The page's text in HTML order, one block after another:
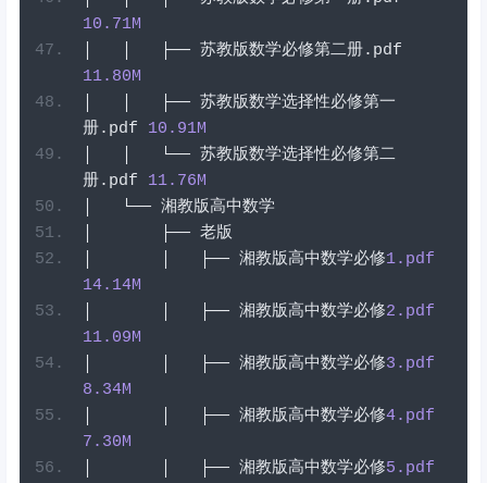
10.71M
├── 苏教版数学必修第二册. pdf
11.80M
├── 苏教版数学选择性必修第一
册. pdf 10.91M
└── 苏教版数学选择性必修第二
册. pdf 11.76M
└── 湘教版高中数学
├── 老版
├── 湘教版高中数学必修1.pdf
14.14M
├── 湘教版高中数学必修2 .pdf
11.09M
├── 湘教版高中数学必修3 .pdf
8.34M
├── 湘教版高中数学必修4.pdf
7.30M
├── 湘教版高中数学必修5 .pdf